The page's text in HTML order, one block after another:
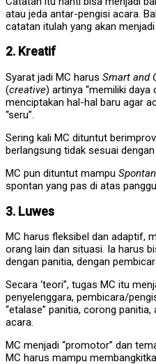
atau jeda antar-pengisi acara.
catatan itulah yang akan
2. Kreatif
Syarat jadi MC harus Smart and
(creative) artinya “memiliki daya
menciptakan hal-hal baru agar
“seru”.
Sering kali MC dituntut
berlangsung tidak sesuai dengan
MC pun dituntut mampu
spontan yang pas di atas
3. Luwes
MC harus fleksibel dan adaptif,
orang lain dan situasi. Ia harus
dengan panitia, dengan
Secara ‘teori”, tugas MC itu
penyelenggara, pembicara/
“etalase” panitia, corong
acara.
MC menjadi “promotor” dan
MC harus mampu